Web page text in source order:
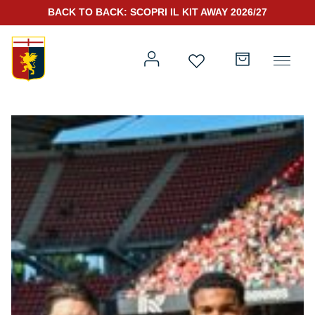
Prima squadra
Prima squadra
Genoa for Special
Kit Gara 2026/27
Training
Rappresentanza
Kit Gara 25/26
BACK TO BACK: SCOPRI IL KIT AWAY 2026/27